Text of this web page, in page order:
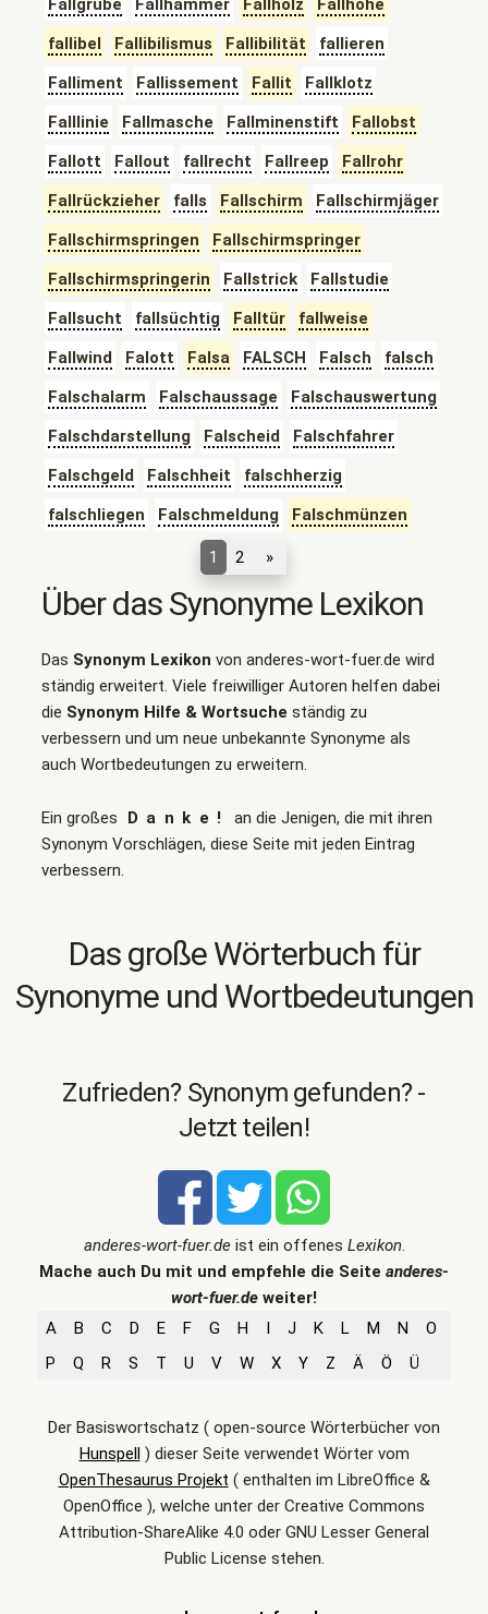
Fallgrube
Fallhammer Fallholz
Fallhöhe
fallibel
Fallibilismus Fallibilität
fallieren
Falliment
Fallissement Fallit
Fallklotz
Falllinie
Fallmasche Fallminenstift
Fallobst
Fallott
Fallout fallrecht Fallreep
Fallrohr
Fallrückzieher
falls Fallschirm
Fallschirmjäger
Fallschirmspringen
Fallschirmspringer
Fallschirmspringerin
Fallstrick
Fallstudie
Fallsucht
fallsüchtig Falltür
fallweise
Fallwind
Falott Falsa FALSCH Falsch
falsch
Falschalarm
Falschaussage
Falschauswertung
Falschdarstellung
Falscheid
Falschfahrer
Falschgeld
Falschheit
falschherzig
falschliegen
Falschmeldung Falschmünzen
1 2 »
Über das Synonyme Lexikon
Das Synonym Lexikon von anderes-wort-fuer.de wird
ständig erweitert. Viele freiwilliger Autoren helfen dabei
die Synonym Hilfe & Wortsuche ständig zu
verbessern und um neue unbekannte Synonyme als
auch Wortbedeutungen zu erweitern.
Ein großes Danke!
an die Jenigen, die mit ihren
Synonym Vorschlägen, diese Seite mit jeden Eintrag
verbessern.
Das große Wörterbuch für
Synonyme und Wortbedeutungen
Zufrieden? Synonym gefunden? -
Jetzt teilen!
anderes-wort-fuer.deist ein offenes Lexikon.
Mache auch Du mit und empfehle die Seite anderes-
wort-fuer.de weiter!
A
B C D E F G H I J K L M N
O
P
Q R S T U V W X Y Z Ä Ö Ü
Der Basiswortschatz ( open-source Wörterbücher von
Hunspell) dieser Seite verwendet Wörter vom
OpenThesaurus Projekt ( enthalten im LibreOffice &
OpenOffice ), welche unter der Creative Commons
Attribution-ShareAlike 4.0 oder GNU Lesser General
Public License stehen.